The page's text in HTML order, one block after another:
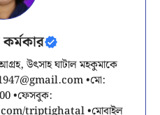
উৎসাহ ঘাটাল মহকুমাকে
•মো:
•ফেসবুক: